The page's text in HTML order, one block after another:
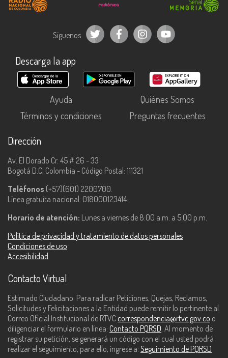
Síguenos
Descarga la app
Ayuda
Quiénes Somos
Términos y condiciones
Preguntas frecuentes
Dirección
Av. El Dorado Cr. 45 # 26 - 33
Bogotá D.C, Colombia - Código Postal: 111321
Teléfonos (+57)(601) 2200700.
Línea gratuita nacional: 018000123414.
Horario de atención: Lunes a viernes de 8:00 a.m. a 5:00 p.m.
Política de privacidad y tratamiento de datos personales
Condiciones de uso
Accesibilidad
Contacto Virtual
Estimado Ciudadano: Para radicar Peticiones, Quejas, Reclamos,
Solicitudes y Felicitaciones a la Entidad puede remitir lo pertinente al
Correo Oficial Institucional de RTVC correspondencia@rtvc.gov.co o
diligenciar el formulario en línea: Contacto PQRSD. Al momento de
registrar su petición, se generará un código con el cual usted podrá
realizar el seguimiento, para ello, ingrese a: Seguimiento de PQRSD